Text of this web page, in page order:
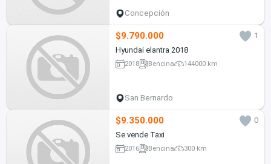
Concepción
$9.790.000
1
Hyundai elantra 2018
2018 Bencina 144000 km
San Bernardo
$9.350.000
0
Se vende Taxi
2016 Bencina 300 km